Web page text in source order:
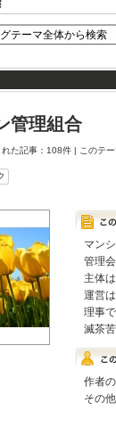
管理組合
れた記事：108件 | このテ
マン
管理
主体
運営
理事
滅茶
作者
その